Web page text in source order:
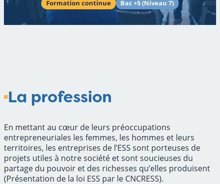
Formation continue Bac +5 (Niveau 7)
La profession
En mettant au cœur de leurs préoccupations
entrepreneuriales les femmes, les hommes et leurs
territoires, les entreprises de l’ESS sont porteuses de
projets utiles à notre société et sont soucieuses du
partage du pouvoir et des richesses qu’elles produisent
(Présentation de la loi ESS par le CNCRESS).